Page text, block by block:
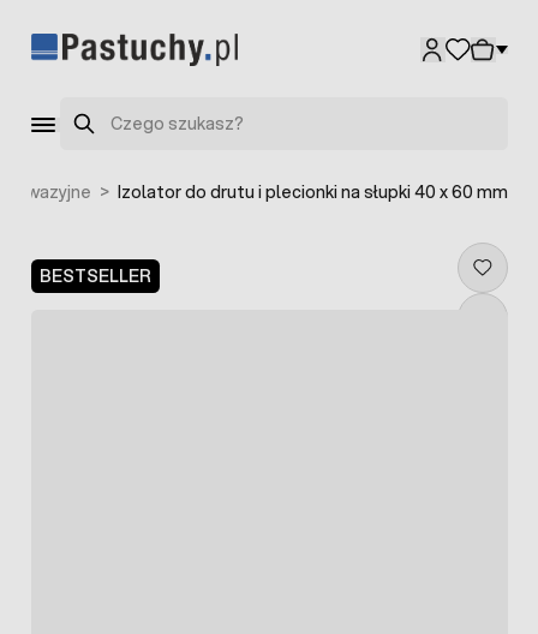
Szukaj
> Izolator do drutu i plecionki na słupki 40 x 60 mm
BESTSELLER